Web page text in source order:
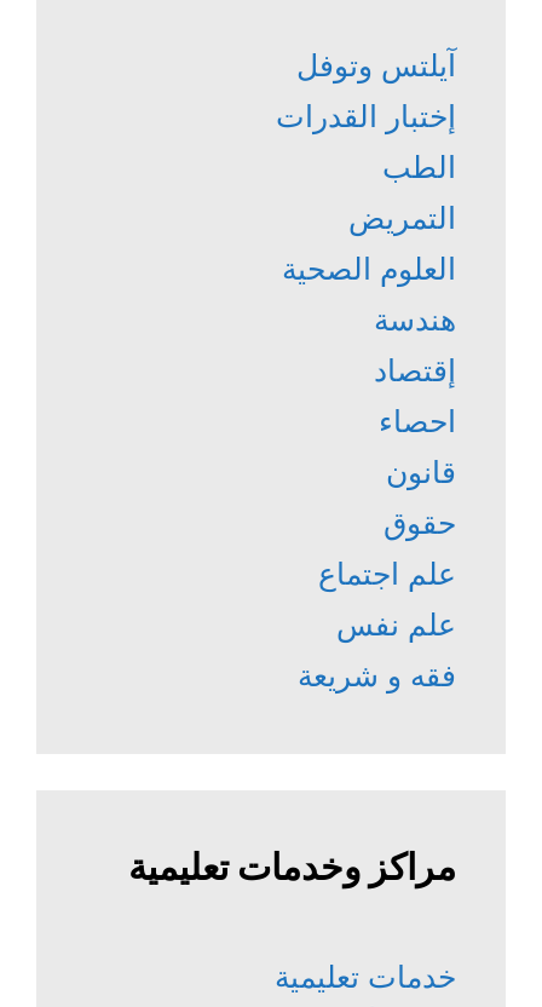
آيلتس وتوفل
إختبار القدرات
الطب
التمريض
العلوم الصحية
هندسة
إقتصاد
احصاء
قانون
حقوق
علم اجتماع
علم نفس
فقه و شريعة
مراكز وخدمات تعليمية
خدمات تعليمية